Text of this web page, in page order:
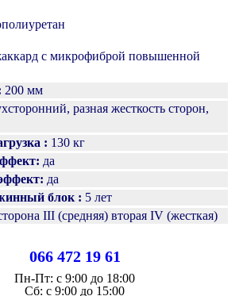
с микрофиброй повышенной
200 мм
разная жесткость сторон,
: 130 кг
да
да
блок : 5 лет
III (средняя) вторая IV (жесткая)
066 472 19 61
Пн-Пт: с 9:00 до 18:00
Cб: с 9:00 до 15:00